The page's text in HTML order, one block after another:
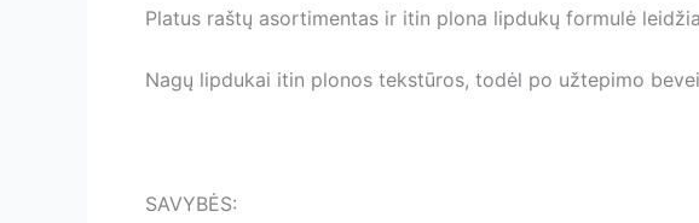
Platus raštų asortimentas ir itin plona lipdukų formulė
Nagų lipdukai itin plonos tekstūros, todėl po užtepimo
SAVYBĖS: